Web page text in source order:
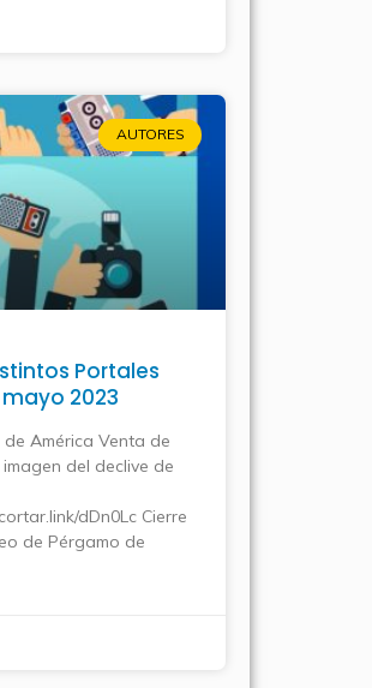
AUTORES
Portales
2023
América Venta de
del declive de
dDn0Lc Cierre
de Pérgamo de